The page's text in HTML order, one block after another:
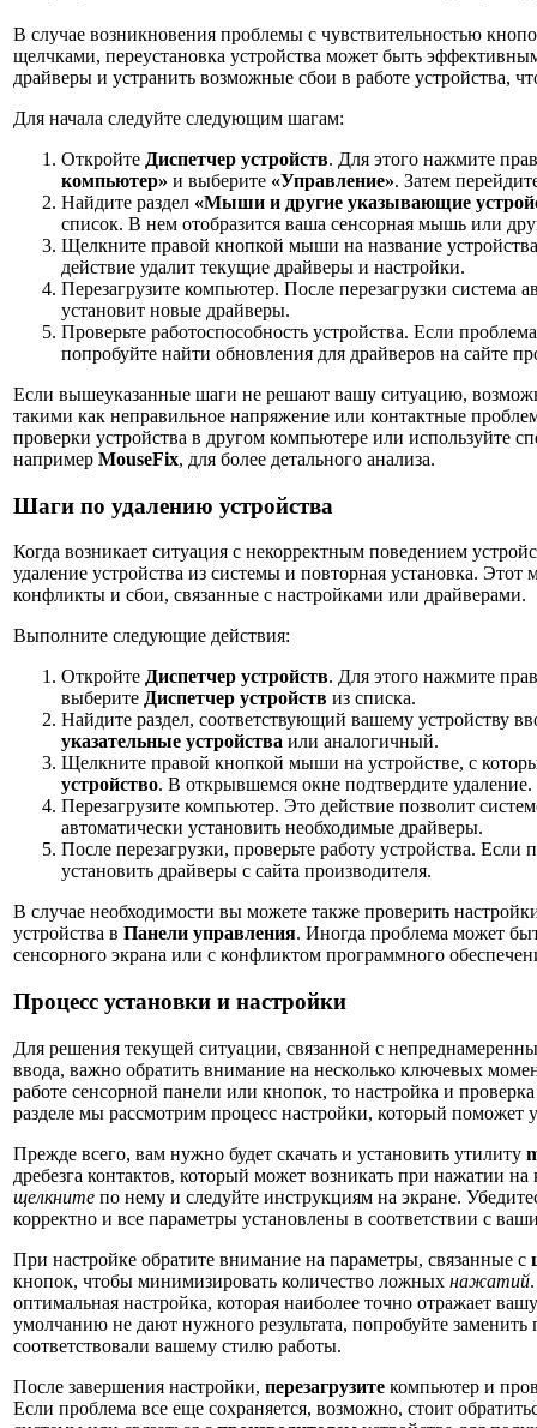
В случае возникновения проблемы с чувствительностью
щелчками, переустановка устройства может быть
драйверы и устранить возможные сбои в работе устройства,
Для начала следуйте следующим шагам:
Откройте Диспетчер устройств. Для этого нажмите
компьютер» и выберите «Управление». Затем
Найдите раздел «Мыши и другие указывающие
список. В нем отобразится ваша сенсорная мышь или
Щелкните правой кнопкой мыши на название
действие удалит текущие драйверы и настройки.
Перезагрузите компьютер. После перезагрузки система
установит новые драйверы.
Проверьте работоспособность устройства. Если
попробуйте найти обновления для драйверов на сайте
Если вышеуказанные шаги не решают вашу ситуацию,
такими как неправильное напряжение или контактные
проверки устройства в другом компьютере или используйте
например MouseFix, для более детального анализа.
Шаги по удалению устройства
Когда возникает ситуация с некорректным поведением
удаление устройства из системы и повторная установка. Этот
конфликты и сбои, связанные с настройками или драйверами.
Выполните следующие действия:
Откройте Диспетчер устройств. Для этого нажмите
выберите Диспетчер устройств из списка.
Найдите раздел, соответствующий вашему устройству
указательные устройства или аналогичный.
Щелкните правой кнопкой мыши на устройстве, с
устройство. В открывшемся окне подтвердите удаление.
Перезагрузите компьютер. Это действие позволит
автоматически установить необходимые драйверы.
После перезагрузки, проверьте работу устройства.
установить драйверы с сайта производителя.
В случае необходимости вы можете также проверить
устройства в Панели управления. Иногда проблема может
сенсорного экрана или с конфликтом программного
Процесс установки и настройки
Для решения текущей ситуации, связанной с
ввода, важно обратить внимание на несколько ключевых
работе сенсорной панели или кнопок, то настройка и
разделе мы рассмотрим процесс настройки, который поможет
Прежде всего, вам нужно будет скачать и установить утилиту
дребезга контактов, который может возникать при нажатии
щелкните по нему и следуйте инструкциям на экране.
корректно и все параметры установлены в соответствии с
При настройке обратите внимание на параметры, связанные с
кнопок, чтобы минимизировать количество ложных нажатий
оптимальная настройка, которая наиболее точно отражает
умолчанию не дают нужного результата, попробуйте
соответствовали вашему стилю работы.
После завершения настройки, перезагрузите компьютер и
Если проблема все еще сохраняется, возможно, стоит